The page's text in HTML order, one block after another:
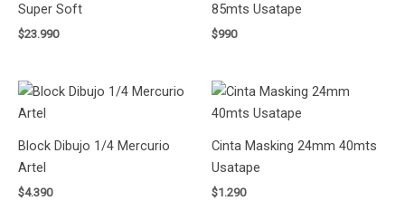
Super Soft
$23.990
85mts Usatape
$990
Block Dibujo 1/4 Mercurio
Artel
$4.390
Cinta Masking 24mm 40mts
Usatape
$1.290